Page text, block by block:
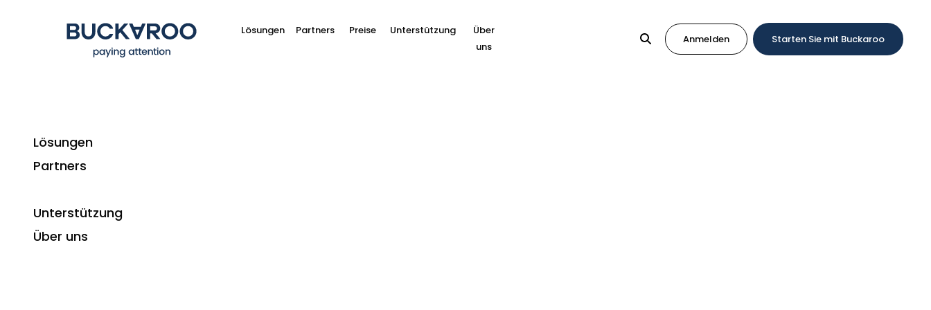
Lösungen Partners Preise Unterstützung
Über
uns
Anmelden Starten Sie mit Buckaroo
Lösungen
Partners
Unterstützung
Über unsAls Geschäftsinhaber möchten Sie, dass Ihre Kunden einfach und sicher bezahlen können. Es ist wichtig, aus dem Angebot an nationalen und